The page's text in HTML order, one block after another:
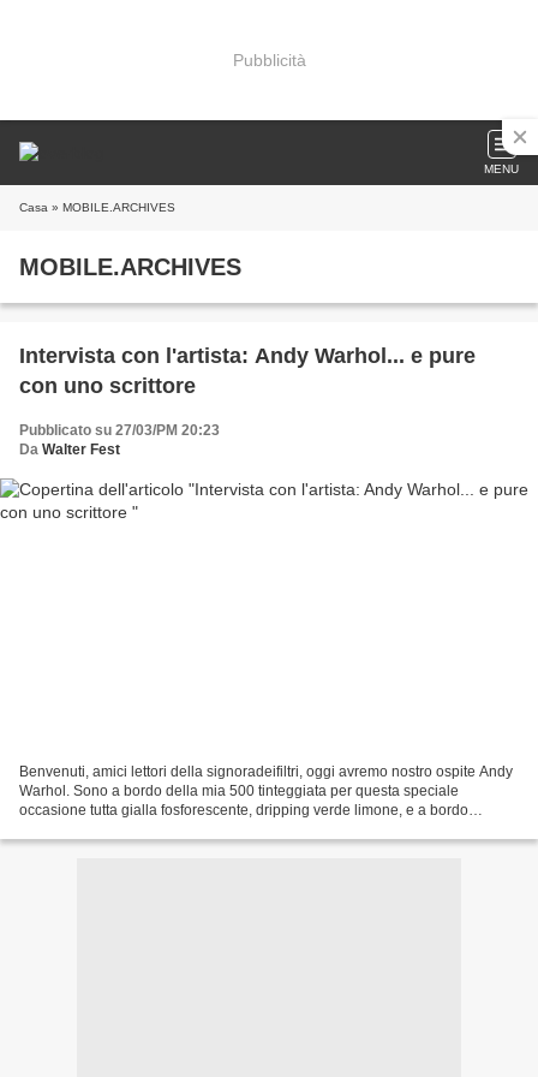
Pubblicità
MENU
Casa » MOBILE.ARCHIVES
MOBILE.ARCHIVES
Intervista con l'artista: Andy Warhol... e pure
con uno scrittore
Pubblicato su 27/03/PM 20:23
Da Walter Fest
Benvenuti, amici lettori della signoradeifiltri, oggi avremo nostro ospite Andy
Warhol. Sono a bordo della mia 500 tinteggiata per questa speciale
occasione tutta gialla fosforescente, dripping verde limone, e a bordo